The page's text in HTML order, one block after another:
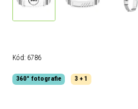
Kód: 6786
360° fotografie 3 + 1